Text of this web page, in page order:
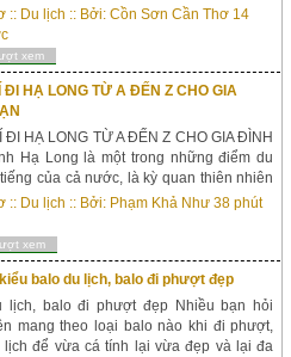
Thơ HotLine: 0705 114114 Email:
Website:
:: Du lịch :: Bởi:Cồn Sơn Cần Thơ 14
xem
ĐI HẠ LONG TỪ A ĐẾN Z CHO GIA
ĐI HẠ LONG TỪ A ĐẾN Z CHO GIA ĐÌNH
Hạ Long là một trong những điểm du
của cả nước, là kỳ quan thiên nhiên
Trước khi bạn đi du lịch Hạ Long thì
trang bị cho mình những kiến thức sau
:: Du lịch :: Bởi: Phạm Khả Như 38 phút
xem
balo du lịch, balo đi phượt đẹp
lịch, balo đi phượt đẹp Nhiều bạn hỏi
mang theo loại balo nào khi đi phượt,
lịch để vừa cá tính lại vừa đẹp và lại đa